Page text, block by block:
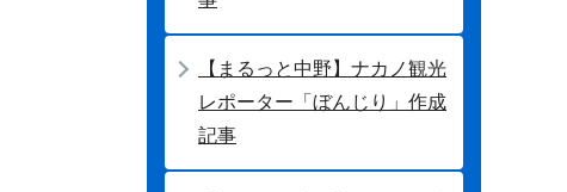
【まるっと中野】ナカノ観光
レポーター「ぼんじり」作成
記事